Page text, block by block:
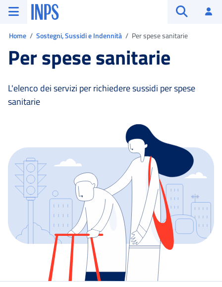
Vai al menu principale
Vai al contenuto principale
Vai al pie' di pagina
INPS ()
Home Sostegni, Sussidi e Indennità Per spese sanitarie
Per spese sanitarie
L'elenco dei servizi per richiedere sussidi per spese
sanitarie